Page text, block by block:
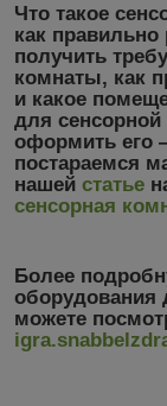
Что такое
как правильно
получить
комнаты, как
и какое
для
оформить его
постараемся
нашей статье
сенсорная
Более
оборудования
можете